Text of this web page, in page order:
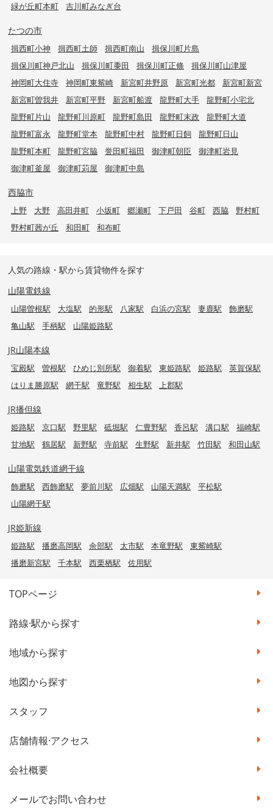
緑が丘町本町
吉川町みなぎ台
たつの市
揖西町小神 揖西町土師 揖西町南山
揖保川町片島
揖保川町神戸北山
揖保川町黍田 揖保川町正條
揖保川町山津屋
神岡町大住寺
神岡町東觜崎 新宮町井野原 新宮町光都
新宮町新宮
新宮町曽我井
新宮町平野 新宮町船渡 龍野町大手
龍野町小宅北
龍野町片山
龍野町川原町 龍野町島田 龍野町末政
龍野町大道
龍野町富永
龍野町堂本 龍野町中村 龍野町日飼
龍野町日山
龍野町本町
龍野町宮脇 誉田町福田 御津町朝臣
御津町岩見
御津町釜屋
御津町苅屋 御津町中島
西脇市
上野 大野 高田井町 小坂町 郷瀬町 下戸田 谷町 西脇
野村町
野村町茜が丘
和田町 和布町
人気の路線・駅から賃貸物件を探す
山陽電鉄線
山陽曽根駅 大塩駅 的形駅 八家駅 白浜の宮駅 妻鹿駅
飾磨駅
亀山駅
手柄駅 山陽姫路駅
JR山陽本線
宝殿駅 曽根駅 ひめじ別所駅 御着駅 東姫路駅 姫路駅
英賀保駅
はりま勝原駅
網干駅 竜野駅 相生駅 上郡駅
JR播但線
姫路駅 京口駅 野里駅 砥堀駅 仁豊野駅 香呂駅 溝口駅
福崎駅
甘地駅
鶴居駅 新野駅 寺前駅 生野駅 新井駅 竹田駅 和田山駅
山陽電気鉄道網干線
飾磨駅 西飾磨駅 夢前川駅 広畑駅 山陽天満駅
平松駅
山陽網干駅
JR姫新線
姫路駅 播磨高岡駅 余部駅 太市駅 本竜野駅
東觜崎駅
播磨新宮駅
千本駅 西栗栖駅 佐用駅
TOPページ
路線·駅から探す
地域から探す
地図から探す
スタッフ
店舗情報·アクセス
会社概要
メールでお問い合わせ